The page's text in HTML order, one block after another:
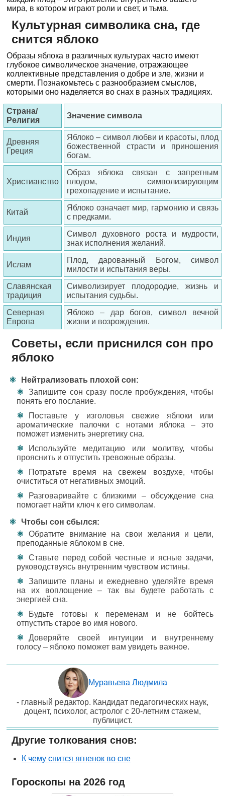
мира, в котором играют роли и свет, и тьма.
Культурная символика сна, где
снится яблоко
Образы яблока в различных культурах часто имеют
глубокое символическое значение, отражающее
коллективные представления о добре и зле, жизни и
смерти. Познакомьтесь с разнообразием смыслов,
которыми оно наделяется во снах в разных традициях.
Страна/
Религия
Значение символа
Древняя
Греция
Яблоко – символ любви и красоты, плод
божественной страсти и приношения
богам.
Христианство
Образ яблока связан с запретным
плодом, символизирующим
грехопадение и испытание.
Китай
Яблоко означает мир, гармонию и связь
с предками.
Индия
Символ духовного роста и мудрости,
знак исполнения желаний.
Ислам
Плод, дарованный Богом, символ
милости и испытания веры.
Славянская
традиция
Символизирует плодородие, жизнь и
испытания судьбы.
Северная
Европа
Яблоко – дар богов, символ вечной
жизни и возрождения.
Советы, если приснился сон про
яблоко
Нейтрализовать плохой сон:
Запишите сон сразу после пробуждения, чтобы
понять его послание.
Поставьте у изголовья свежие яблоки или
ароматические палочки с нотами яблока – это
поможет изменить энергетику сна.
Используйте медитацию или молитву, чтобы
прояснить и отпустить тревожные образы.
Потратьте время на свежем воздухе, чтобы
очиститься от негативных эмоций.
Разговаривайте с близкими – обсуждение сна
помогает найти ключ к его символам.
Чтобы сон сбылся:
Обратите внимание на свои желания и цели,
преподанные яблоком в сне.
Ставьте перед собой честные и ясные задачи,
руководствуясь внутренним чувством истины.
Запишите планы и ежедневно уделяйте время
на их воплощение – так вы будете работать с
энергией сна.
Будьте готовы к переменам и не бойтесь
отпустить старое во имя нового.
Доверяйте своей интуиции и внутреннему
голосу – яблоко поможет вам увидеть важное.
Муравьева Людмила
- главный редактор. Кандидат педагогических наук,
доцент, психолог, астролог с 20-летним стажем,
публицист.
Другие толкования снов:
К чему снится ягненок во сне
Гороскопы на 2026 год